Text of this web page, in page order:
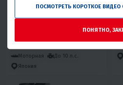
2 700 ₽ 2 790 ₽
Моторная
До 10 л.с.
Япония
ПОСМОТРЕТЬ КОРОТКОЕ
ПОНЯТНО,